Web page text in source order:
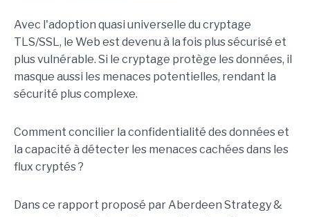
Avec l'adoption quasi universelle du cryptage
TLS/SSL, le Web est devenu à la fois plus sécurisé et
plus vulnérable. Si le cryptage protège les données, il
masque aussi les menaces potentielles, rendant la
sécurité plus complexe.
Comment concilier la confidentialité des données et
la capacité à détecter les menaces cachées dans les
flux cryptés ?
Dans ce rapport proposé par Aberdeen Strategy &